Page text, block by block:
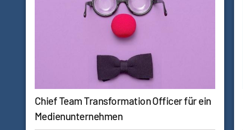
Chief Team Transformation Officer für ein
Medienunternehmen